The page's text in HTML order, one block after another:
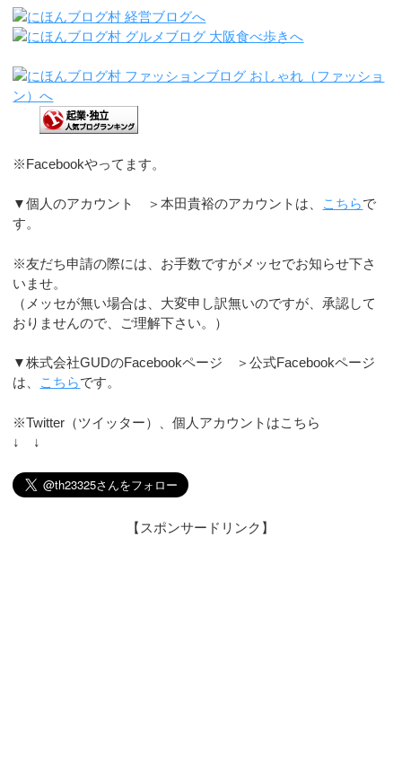
※Facebookやってます。
▼個人のアカウント ＞本田貴裕のアカウントは、 こちらで
す。
※友だち申請の際には、お手数ですがメッセでお知らせ下さ
いませ。
（メッセが無い場合は、大変申し訳無いのですが、承認して
おりませんので、ご理解下さい。）
▼株式会社GUDのFacebookページ ＞公式Facebookページ
は、 こちらです。
※Twitter（ツイッター）、個人アカウントはこちら
↓ ↓
【スポンサードリンク】